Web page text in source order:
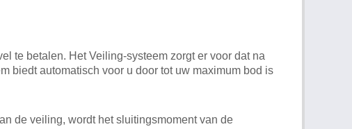
te betalen. Het Veiling-systeem zorgt er voor dat na
biedt automatisch voor u door tot uw maximum bod is
de veiling, wordt het sluitingsmoment van de